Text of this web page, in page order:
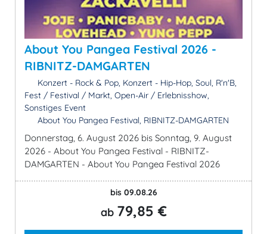
About You Pangea Festival 2026 -
RIBNITZ-DAMGARTEN
Konzert - Rock & Pop, Konzert - Hip-Hop, Soul, R'n'B,
Fest / Festival / Markt, Open-Air / Erlebnisshow,
Sonstiges Event
About You Pangea Festival, RIBNITZ-DAMGARTEN
Donnerstag, 6. August 2026 bis Sonntag, 9. August
2026 - About You Pangea Festival - RIBNITZ-
DAMGARTEN - About You Pangea Festival 2026
bis 09.08.26
ab 79,85 €